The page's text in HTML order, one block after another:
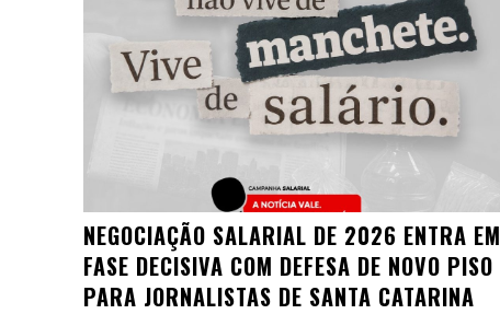
NEGOCIAÇÃO SALARIAL DE 2026 ENTRA EM
FASE DECISIVA COM DEFESA DE NOVO PISO
PARA JORNALISTAS DE SANTA CATARINA